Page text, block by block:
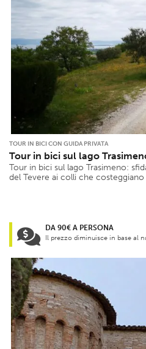
TOUR IN BICI CON GUIDA PRIVATA
Tour in bici sul lago
Tour in bici sul lago Trasimeno:
del Tevere ai colli che costeggiano
DA 90€ A PERSONA
Il prezzo diminuisce in base al